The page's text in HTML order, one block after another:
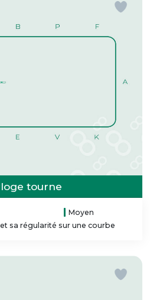
tourne
Moyen
sa régularité sur une courbe